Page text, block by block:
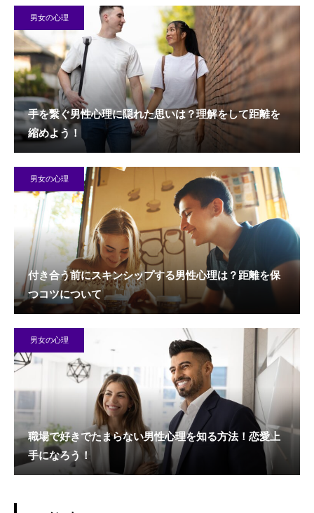
男女の心理
手を繋ぐ男性心理に隠れた思いは？理解をして距離を
縮めよう！
男女の心理
付き合う前にスキンシップする男性心理は？距離を保
つコツについて
男女の心理
職場で好きでたまらない男性心理を知る方法！恋愛上
手になろう！